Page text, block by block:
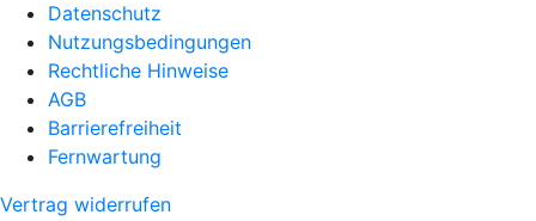
Datenschutz
Nutzungsbedingungen
Rechtliche Hinweise
AGB
Barrierefreiheit
Fernwartung
Vertrag widerrufen